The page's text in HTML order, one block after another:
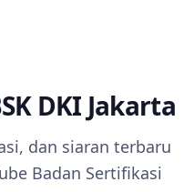
DKI Jakarta
dan siaran terbaru
Badan Sertifikasi